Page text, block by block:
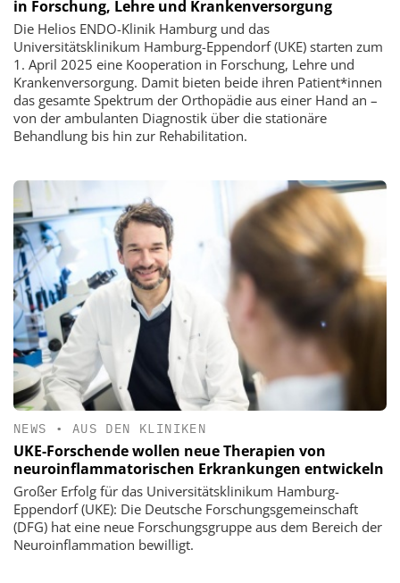
in Forschung, Lehre und Krankenversorgung
Die Helios ENDO-Klinik Hamburg und das
Universitätsklinikum Hamburg-Eppendorf (UKE) starten zum
1. April 2025 eine Kooperation in Forschung, Lehre und
Krankenversorgung. Damit bieten beide ihren Patient*innen
das gesamte Spektrum der Orthopädie aus einer Hand an –
von der ambulanten Diagnostik über die stationäre
Behandlung bis hin zur Rehabilitation.
NEWS • AUS DEN KLINIKEN
UKE-Forschende wollen neue Therapien von
neuroinflammatorischen Erkrankungen entwickeln
Großer Erfolg für das Universitätsklinikum Hamburg-
Eppendorf (UKE): Die Deutsche Forschungsgemeinschaft
(DFG) hat eine neue Forschungsgruppe aus dem Bereich der
Neuroinflammation bewilligt.